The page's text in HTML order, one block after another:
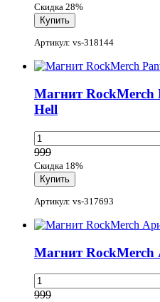
Скидка 28%
Артикул: vs-318144
Магнит RockMerch
Hell
999
Скидка 18%
Артикул: vs-317693
Магнит RockMerch
999